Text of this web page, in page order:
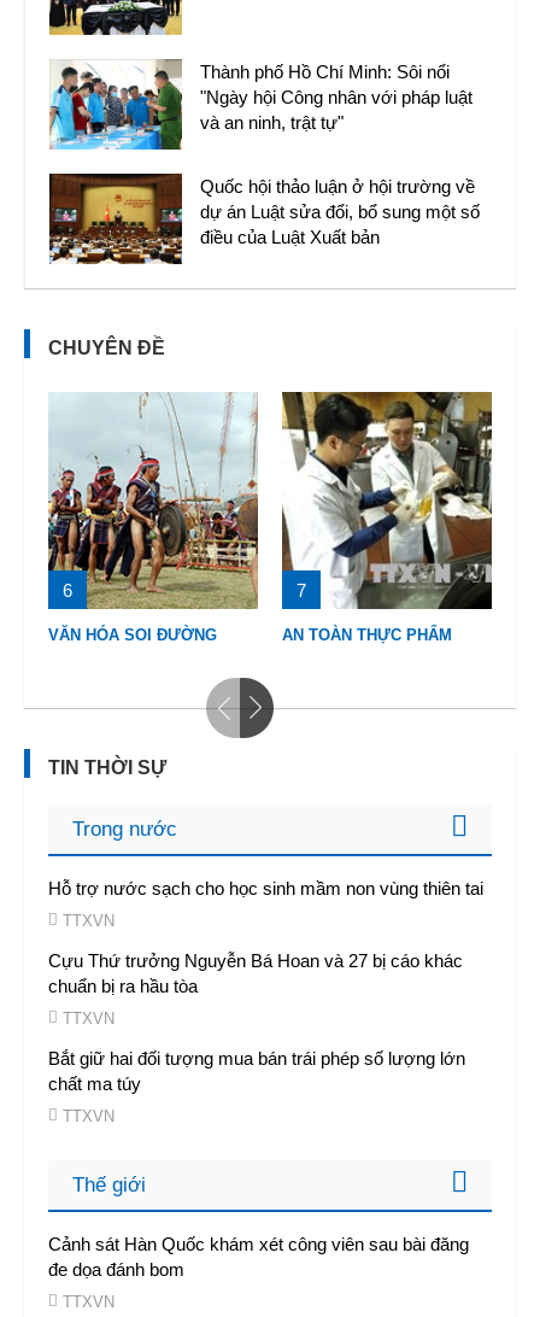
Thành phố Hồ Chí Minh: Sôi nổi
"Ngày hội Công nhân với pháp luật
và an ninh, trật tự"
Quốc hội thảo luận ở hội trường về
dự án Luật sửa đổi, bổ sung một số
điều của Luật Xuất bản
CHUYÊN ĐỀ
6
VĂN HÓA SOI ĐƯỜNG
7
AN TOÀN THỰC PHẨM
TIN THỜI SỰ
Trong nước
Hỗ trợ nước sạch cho học sinh mầm non vùng thiên tai
TTXVN
Cựu Thứ trưởng Nguyễn Bá Hoan và 27 bị cáo khác
chuẩn bị ra hầu tòa
TTXVN
Bắt giữ hai đối tượng mua bán trái phép số lượng lớn
chất ma túy
TTXVN
Thế giới
Cảnh sát Hàn Quốc khám xét công viên sau bài đăng
đe dọa đánh bom
TTXVN